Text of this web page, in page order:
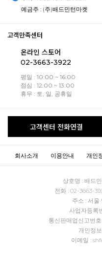
예금주 : (주)배드민턴마켓
고객만족센터
온라인 스토어
02-3663-3922
평일 : 10:00 ~ 16:00
점심 : 12:00 ~ 13:00
휴무 : 토, 일, 공휴일
고객센터 전화연결
회사소개 이용안내 개인
상호명 : 배드
전화 : 02-3663-
주소 : 서울
사업자등록
통신판매업신고번
개인정
이메일 :